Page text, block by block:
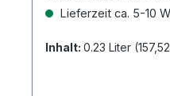
Lieferzeit ca. 5-10
Inhalt: 0.23 Liter